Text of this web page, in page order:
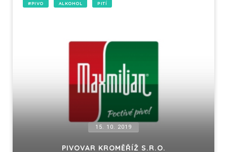
#PIVO ALKOHOL PITÍ
15. 10. 2019
PIVOVAR KROMĚŘÍŽ S.R.O.